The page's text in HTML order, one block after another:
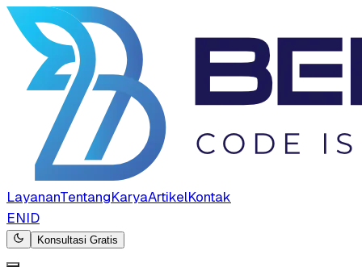
LayananTentangKaryaArtikelKontak
ENID
Konsultasi Gratis